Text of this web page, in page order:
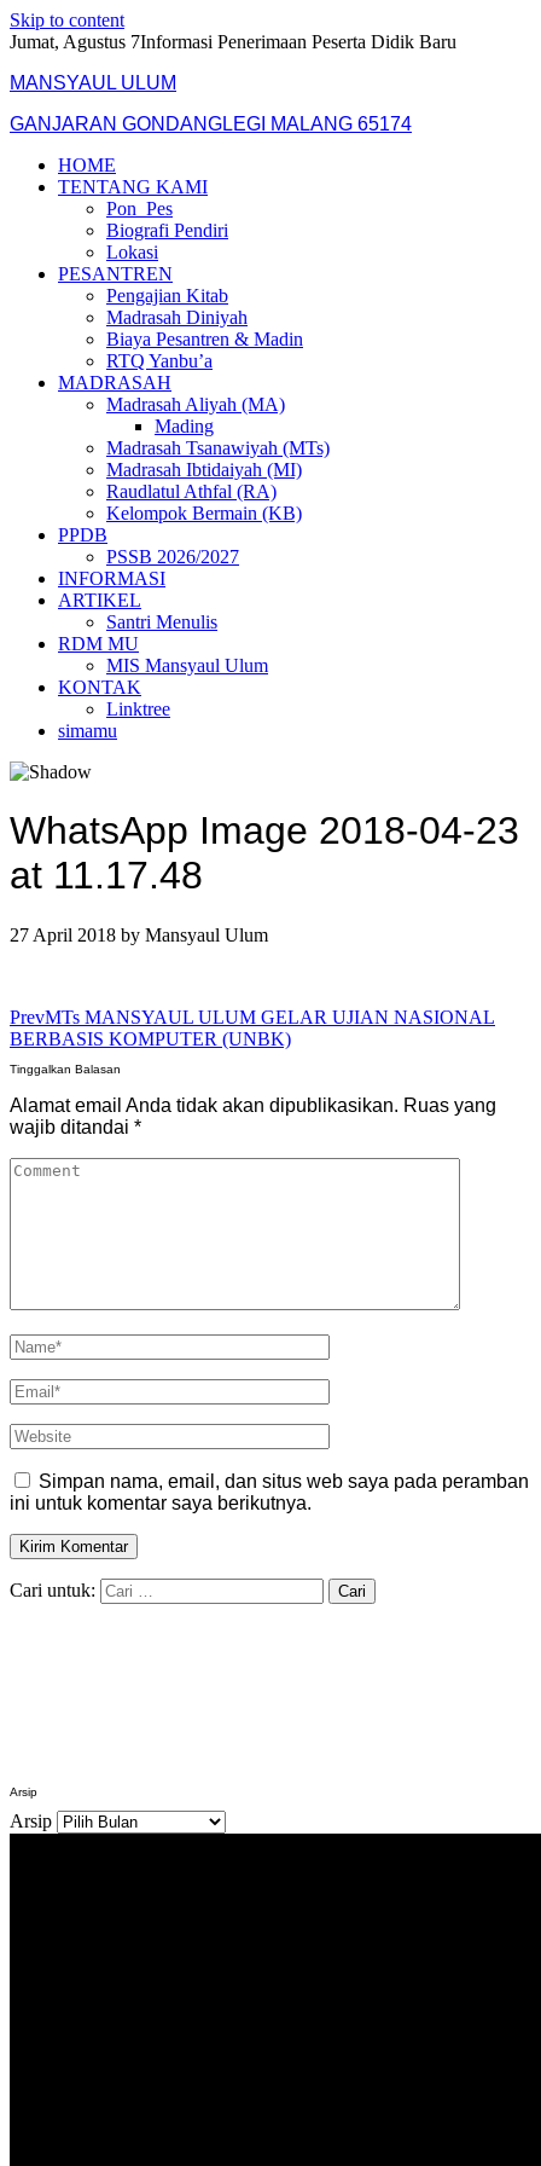
Skip to content
Jumat, Agustus 7Informasi Penerimaan Peserta Didik Baru
MANSYAUL ULUM
GANJARAN GONDANGLEGI MALANG 65174
HOME
TENTANG KAMI
Pon_Pes
Biografi Pendiri
Lokasi
PESANTREN
Pengajian Kitab
Madrasah Diniyah
Biaya Pesantren & Madin
RTQ Yanbu’a
MADRASAH
Madrasah Aliyah (MA)
Mading
Madrasah Tsanawiyah (MTs)
Madrasah Ibtidaiyah (MI)
Raudlatul Athfal (RA)
Kelompok Bermain (KB)
PPDB
PSSB 2026/2027
INFORMASI
ARTIKEL
Santri Menulis
RDM MU
MIS Mansyaul Ulum
KONTAK
Linktree
simamu
WhatsApp Image 2018-04-23
at 11.17.48
27 April 2018 by Mansyaul Ulum
PrevMTs MANSYAUL ULUM GELAR UJIAN NASIONAL
BERBASIS KOMPUTER (UNBK)
Tinggalkan Balasan
Alamat email Anda tidak akan dipublikasikan. Ruas yang
wajib ditandai *
Simpan nama, email, dan situs web saya pada peramban
ini untuk komentar saya berikutnya.
Cari untuk:
Arsip
Arsip